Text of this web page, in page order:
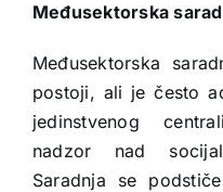
Međusektorska
Međusektorska
postoji, ali je često
jedinstvenog
nadzor nad
Saradnja se